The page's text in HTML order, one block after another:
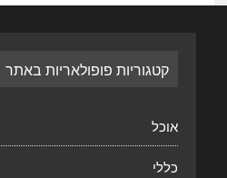
קטגוריות פופולאריות באתר
אוכל
כללי